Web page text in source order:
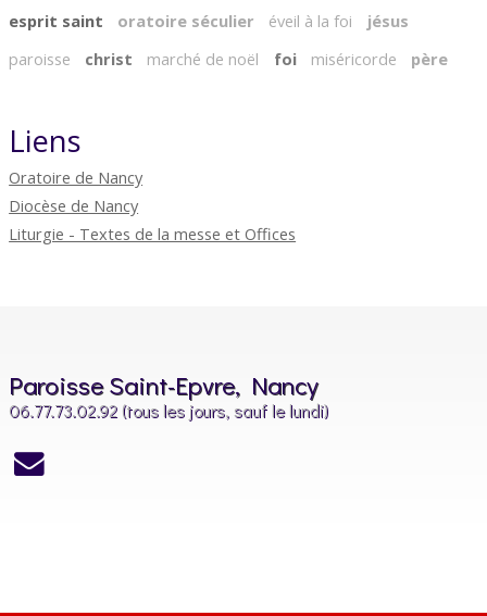
esprit saint oratoire séculier éveil à la foi
jésus
paroisse
christ marché de noël foi miséricorde père
Liens
Oratoire de Nancy
Diocèse de Nancy
Liturgie - Textes de la messe et Offices
Paroisse Saint-Epvre, Nancy
06.77.73.02.92 (tous les jours, sauf le lundi)